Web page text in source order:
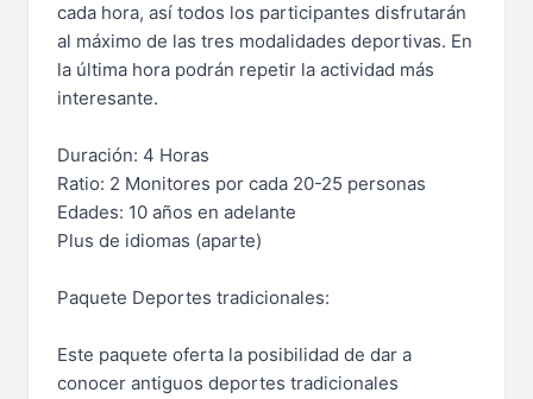
cada hora, así todos los participantes disfrutarán
al máximo de las tres modalidades deportivas. En
la última hora podrán repetir la actividad más
interesante.
Duración: 4 Horas
Ratio: 2 Monitores por cada 20-25 personas
Edades: 10 años en adelante
Plus de idiomas (aparte)
Paquete Deportes tradicionales:
Este paquete oferta la posibilidad de dar a
conocer antiguos deportes tradicionales